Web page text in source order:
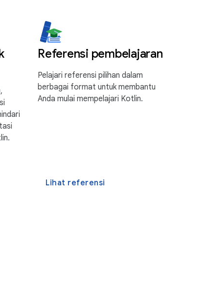
Referensi pembelajaran
Pelajari referensi pilihan dalam
berbagai format untuk membantu
Anda mulai mempelajari Kotlin.
Lihat referensi